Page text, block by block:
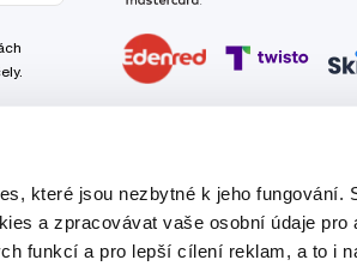
které jsou nezbytné k jeho fungování.
a zpracovávat vaše osobní údaje
funkcí a pro lepší cílení reklam, a to i